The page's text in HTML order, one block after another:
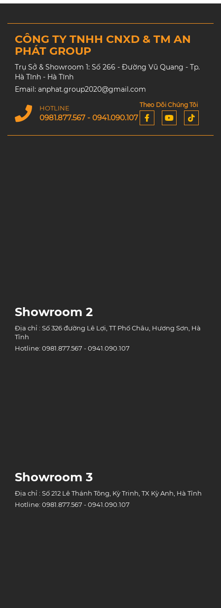
CÔNG TY TNHH CNXD & TM AN
PHÁT GROUP
Trụ Sở & Showroom 1: Số 266 - Đường Vũ Quang - Tp.
Hà Tĩnh - Hà Tĩnh
Email: anphat.group2020@gmail.com
HOTLINE
0981.877.567 - 0941.090.107
Theo Dõi Chúng Tôi
Showroom 2
Địa chỉ : Số 326 đường Lê Lợi, TT Phố Châu, Hương Sơn, Hà
Tĩnh
Hotline: 0981.877.567 - 0941.090.107
Showroom 3
Địa chỉ : Số 212 Lê Thánh Tông, Kỳ Trinh, TX Kỳ Anh, Hà Tĩnh
Hotline: 0981.877.567 - 0941.090.107